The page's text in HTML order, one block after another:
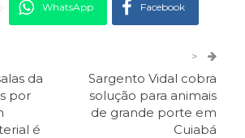
WhatsApp Facebook
Telegram
O email
da
por
é
>
Sargento Vidal cobra
solução para animais
de grande porte em
Cuiabá